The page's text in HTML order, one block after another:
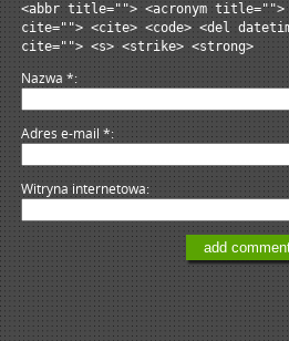
<abbr title=""> <acronym title="">
cite=""> <cite> <code> <del
cite=""> <s> <strike> <strong>
Nazwa*
Adres e-mail*
Witryna internetowa